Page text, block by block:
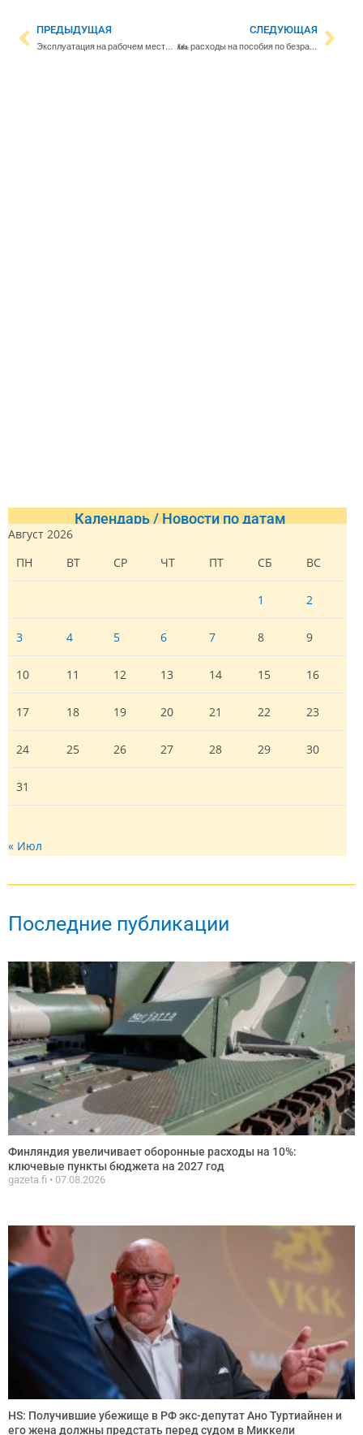
ПРЕДЫДУЩАЯ
Эксплуатация на рабочем месте – расскажите свою историю и станьте участником программы ”Накипело? Обсудим!”
СЛЕДУЮЩАЯ
Kela: расходы на пособия по безработице в 2024 году выросли – больше всего получателей в Восточной Финляндии
Календарь / Новости по датам
Август 2026
ПН
ВТ СР ЧТ ПТ СБ ВС
1 2
3 4 5 6 7 8 9
10 11 12 13 14 15 16
17 18 19 20 21 22 23
24 25 26 27 28 29 30
31
« Июл
Последние публикации
Финляндия увеличивает оборонные расходы на 10%:
ключевые пункты бюджета на 2027 год
gazeta.fi 07.08.2026
HS: Получившие убежище в РФ экс-депутат Ано Туртиайнен и
его жена должны предстать перед судом в Миккели